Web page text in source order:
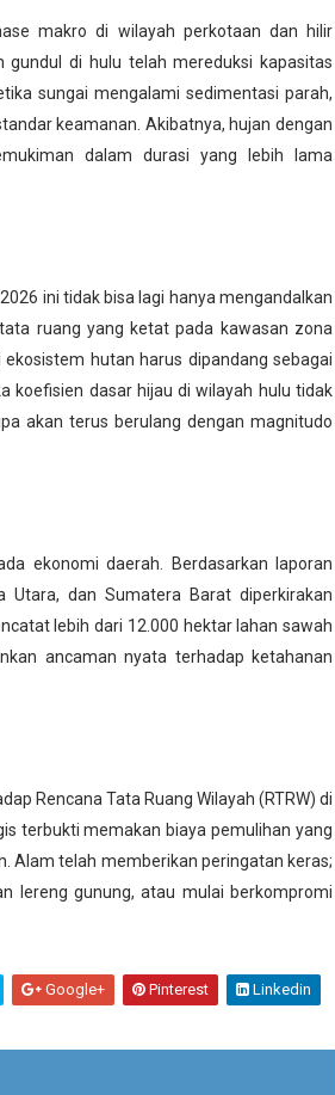
makro di wilayah perkotaan dan hilir
di hulu telah mereduksi kapasitas
sungai mengalami sedimentasi parah,
keamanan. Akibatnya, hujan dengan
dalam durasi yang lebih lama
ini tidak bisa lagi hanya mengandalkan
ruang yang ketat pada kawasan zona
hutan harus dipandang sebagai
koefisien dasar hijau di wilayah hulu tidak
akan terus berulang dengan magnitudo
ekonomi daerah. Berdasarkan laporan
dan Sumatera Barat diperkirakan
lebih dari 12.000 hektar lahan sawah
ancaman nyata terhadap ketahanan
Rencana Tata Ruang Wilayah (RTRW) di
terbukti memakan biaya pemulihan yang
Alam telah memberikan peringatan keras;
lereng gunung, atau mulai berkompromi
Google+ Pinterest Linkedin